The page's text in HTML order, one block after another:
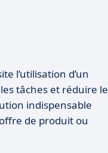
l’utilisation d’un
tâches et réduire le
indispensable
de produit ou